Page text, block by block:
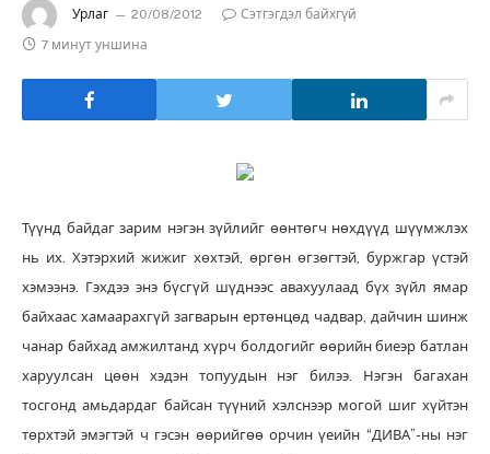
Урлаг 20/08/2012
Сэтгэгдэл байхгүй
7 минут уншина
Түүнд байдаг зарим нэгэн зүйлийг өөнтөгч нөхдүүд шүүмжлэх
нь их. Хэтэрхий жижиг хөхтэй, өргөн өгзөгтэй, буржгар үстэй
хэмээнэ. Гэхдээ энэ бүсгүй шүднээс авахуулаад бүх зүйл ямар
байхаас хамаарахгүй загварын ертөнцөд чадвар, дайчин шинж
чанар байхад амжилтанд хүрч болдогийг өөрийн биеэр батлан
харуулсан цөөн хэдэн топуудын нэг билээ. Нэгэн багахан
тосгонд амьдардаг байсан түүний хэлснээр могой шиг хүйтэн
төрхтэй эмэгтэй ч гэсэн өөрийгөө орчин үеийн “ДИВА”-ны нэг